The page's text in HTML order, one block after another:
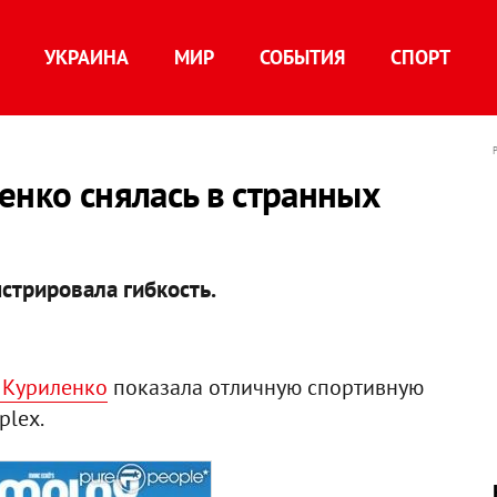
УКРАИНА МИР СОБЫТИЯ СПОРТ
снялась в странных
гибкость.
показала отличную спортивную